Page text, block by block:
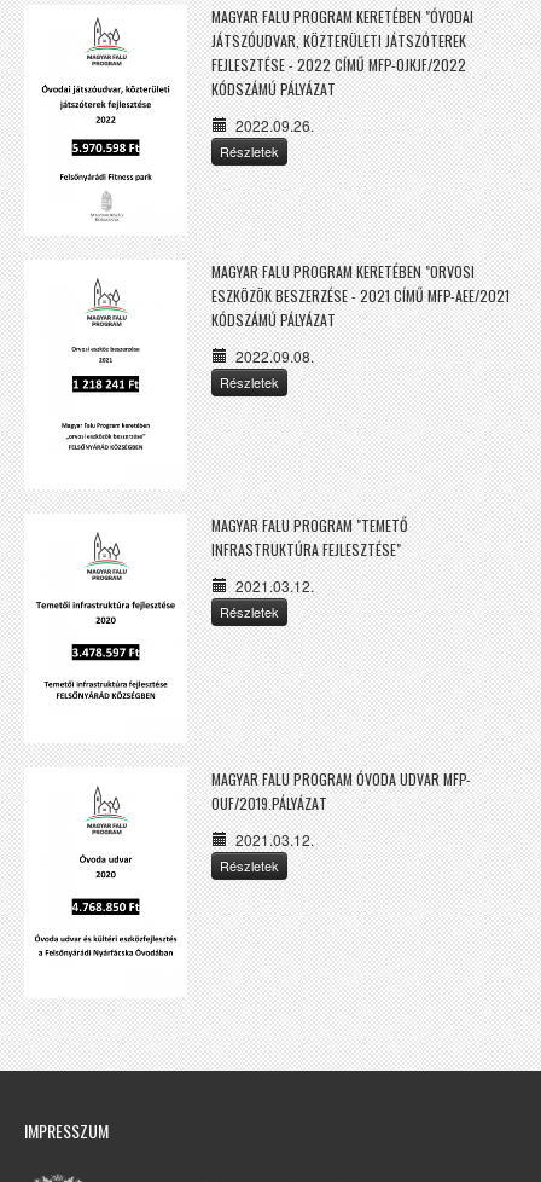
MAGYAR FALU PROGRAM KERETÉBEN "ÓVODAI
JÁTSZÓUDVAR, KÖZTERÜLETI JÁTSZÓTEREK
FEJLESZTÉSE - 2022 CÍMŰ MFP-OJKJF/2022
KÓDSZÁMÚ PÁLYÁZAT
2022.09.26.
Részletek
MAGYAR FALU PROGRAM KERETÉBEN "ORVOSI
ESZKÖZÖK BESZERZÉSE - 2021 CÍMŰ MFP-AEE/2021
KÓDSZÁMÚ PÁLYÁZAT
2022.09.08.
Részletek
MAGYAR FALU PROGRAM "TEMETŐ
INFRASTRUKTÚRA FEJLESZTÉSE"
2021.03.12.
Részletek
MAGYAR FALU PROGRAM ÓVODA UDVAR MFP-
OUF/2019.PÁLYÁZAT
2021.03.12.
Részletek
IMPRESSZUM